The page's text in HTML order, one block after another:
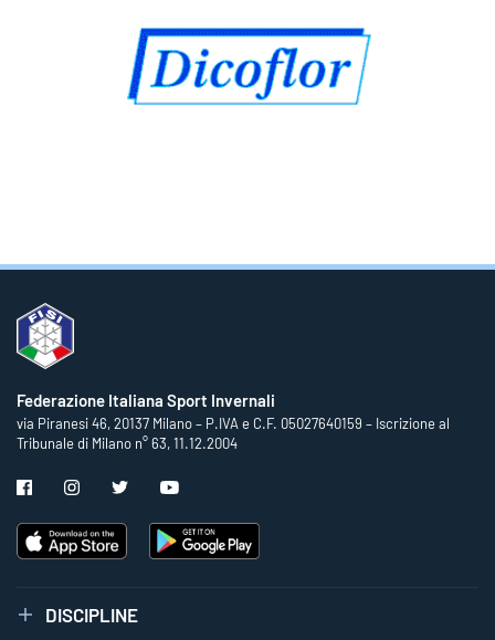
Federazione Italiana Sport Invernali
via Piranesi 46, 20137 Milano – P.IVA e C.F. 05027640159 – Iscrizione al
Tribunale di Milano n° 63, 11.12.2004
DISCIPLINE